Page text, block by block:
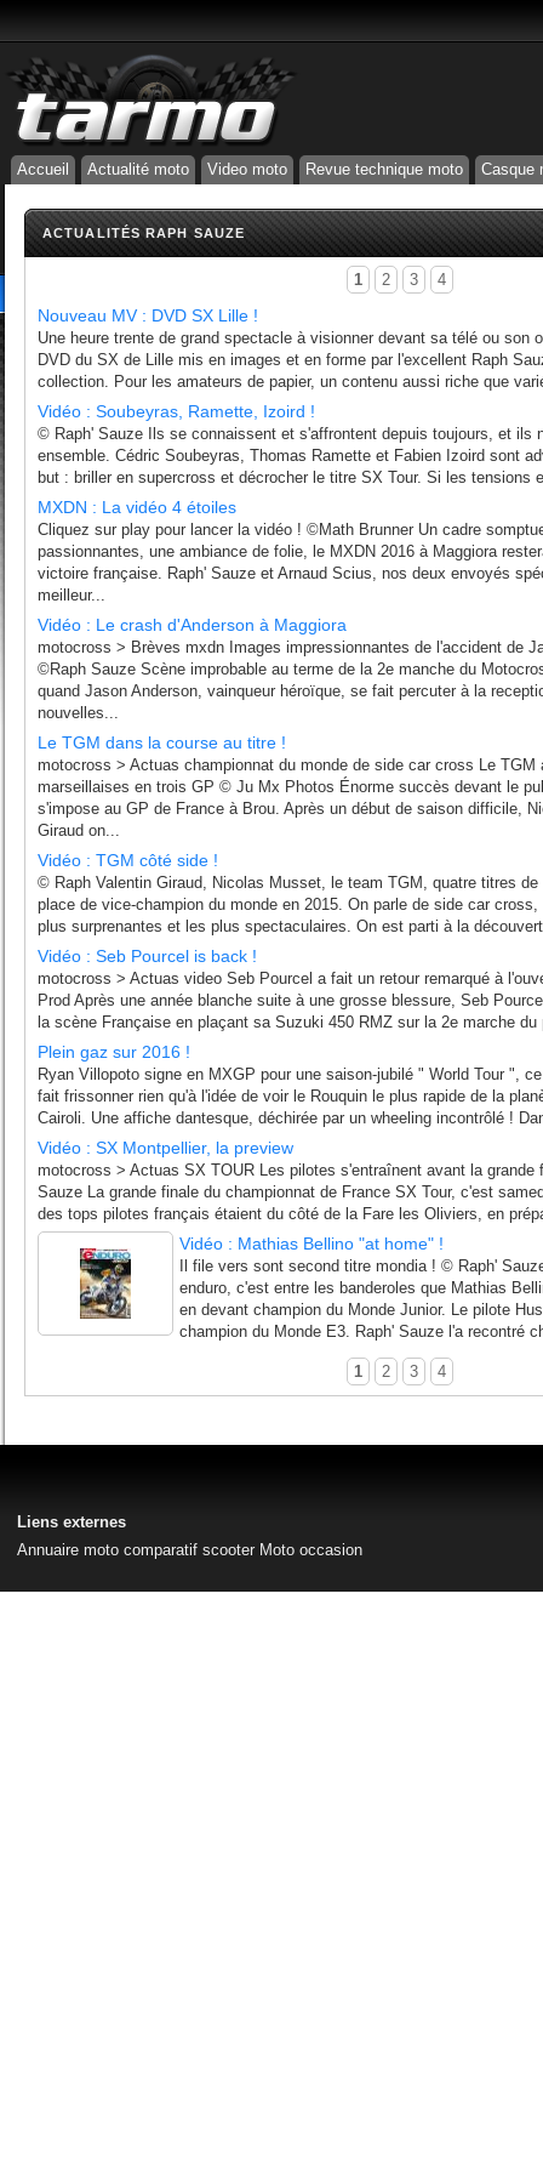
Accueil Actualité moto Video moto Revue technique moto Casque
ACTUALITÉS RAPH SAUZE
1 2 3 4
Nouveau MV : DVD SX Lille !
Une heure trente de grand spectacle à visionner devant sa télé ou son
DVD du SX de Lille mis en images et en forme par l'excellent Raph
collection. Pour les amateurs de papier, un contenu aussi riche que
Vidéo : Soubeyras, Ramette, Izoird !
© Raph' Sauze Ils se connaissent et s'affrontent depuis toujours, et ils
ensemble. Cédric Soubeyras, Thomas Ramette et Fabien Izoird sont
but : briller en supercross et décrocher le titre SX Tour. Si les tensions
MXDN : La vidéo 4 étoiles
Cliquez sur play pour lancer la vidéo ! ©Math Brunner Un cadre
passionnantes, une ambiance de folie, le MXDN 2016 à Maggiora
victoire française. Raph' Sauze et Arnaud Scius, nos deux envoyés
meilleur...
Vidéo : Le crash d'Anderson à Maggiora
motocross > Brèves mxdn Images impressionnantes de l'accident de
©Raph Sauze Scène improbable au terme de la 2e manche du
quand Jason Anderson, vainqueur héroïque, se fait percuter à la
nouvelles...
Le TGM dans la course au titre !
motocross > Actuas championnat du monde de side car cross Le TGM
marseillaises en trois GP © Ju Mx Photos Énorme succès devant le
s'impose au GP de France à Brou. Après un début de saison difficile,
Giraud on...
Vidéo : TGM côté side !
© Raph Valentin Giraud, Nicolas Musset, le team TGM, quatre titres
place de vice-champion du monde en 2015. On parle de side car
plus surprenantes et les plus spectaculaires. On est parti à la
Vidéo : Seb Pourcel is back !
motocross > Actuas video Seb Pourcel a fait un retour remarqué à
Prod Après une année blanche suite à une grosse blessure, Seb
la scène Française en plaçant sa Suzuki 450 RMZ sur la 2e marche
Plein gaz sur 2016 !
Ryan Villopoto signe en MXGP pour une saison-jubilé " World Tour ",
fait frissonner rien qu'à l'idée de voir le Rouquin le plus rapide de la
Cairoli. Une affiche dantesque, déchirée par un wheeling incontrôlé !
Vidéo : SX Montpellier, la preview
motocross > Actuas SX TOUR Les pilotes s'entraînent avant la grande
Sauze La grande finale du championnat de France SX Tour, c'est
des tops pilotes français étaient du côté de la Fare les Oliviers, en
Vidéo : Mathias Bellino "at home" !
Il file vers sont second titre mondia ! © Raph'
enduro, c'est entre les banderoles que Mathias
en devant champion du Monde Junior. Le pilote
champion du Monde E3. Raph' Sauze l'a recontré
1 2 3 4
Liens externes
Annuaire moto comparatif scooter Moto occasion